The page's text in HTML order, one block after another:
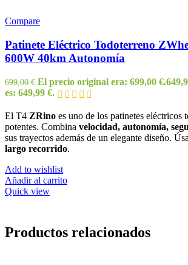
Compare
Patinete Eléctrico Todoterreno
600W 40km Autonomía
699,00€ El precio original era: 699,00 €.
es: 649,99 €.
El T4 ZRino es uno de los patinetes eléctricos
potentes. Combina velocidad, autonomía,
sus trayectos además de un elegante diseño.
largo recorrido.
Add to wishlist
Añadir al carrito
Quick view
Productos relacionados